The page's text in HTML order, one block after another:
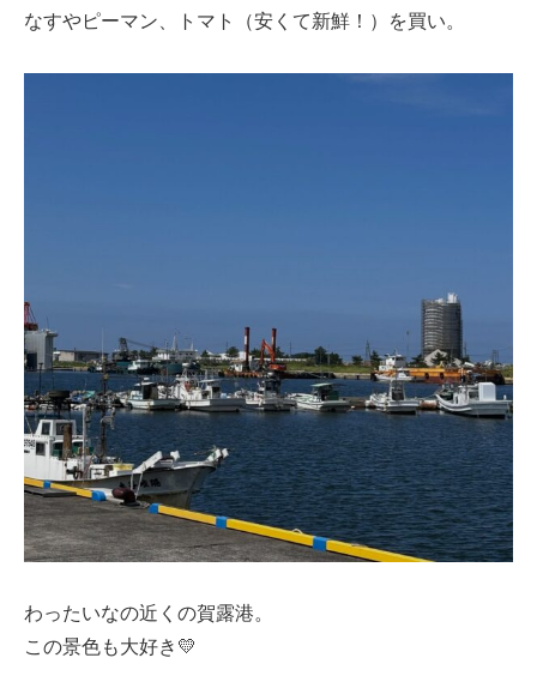
なすやピーマン、トマト（安くて新鮮！）を買い。
わったいなの近くの賀露港。
この景色も大好き💛